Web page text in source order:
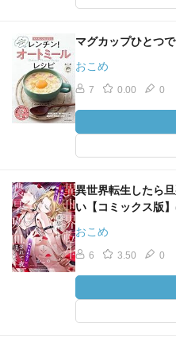
マグカップひとつ
おこめ
7 0.00 0
異世界転生したら
い【コミックス版
おこめ
6 3.50 0